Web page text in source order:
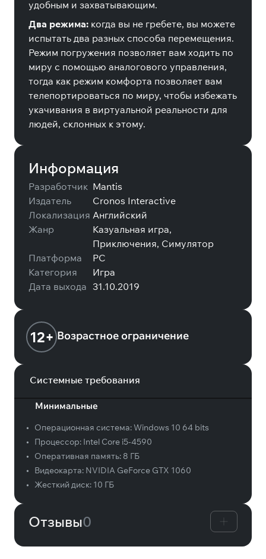
удобным и захватывающим.
Два режима: когда вы не гребете, вы можете
испытать два разных способа перемещения.
Режим погружения позволяет вам ходить по
миру с помощью аналогового управления,
тогда как режим комфорта позволяет вам
телепортироваться по миру, чтобы избежать
укачивания в виртуальной реальности для
людей, склонных к этому.
Информация
Разработчик Mantis
Издатель
Cronos Interactive
Локализация Английский
Жанр
Казуальная игра,
Приключения, Симулятор
Платформа
PC
Категория
Игра
Дата выхода 31.10.2019
12+ Возрастное ограничение
Системные требования
Минимальные
• Операционная система:Windows 10 64 bits
•
Процессор: Intel Core i5-4590
•
Оперативная память: 8 ГБ
•
Видеокарта: NVIDIA GeForce GTX 1060
•
Жесткий диск: 10 ГБ
Отзывы0